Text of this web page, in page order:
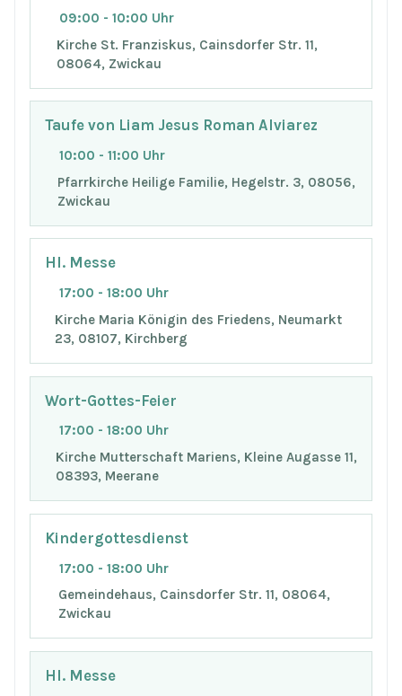
09:00 - 10:00 Uhr
Kirche St. Franziskus, Cainsdorfer Str. 11,
08064, Zwickau
Taufe von Liam Jesus Roman Alviarez
10:00 - 11:00 Uhr
Pfarrkirche Heilige Familie, Hegelstr. 3, 08056,
Zwickau
Hl. Messe
17:00 - 18:00 Uhr
Kirche Maria Königin des Friedens, Neumarkt
23, 08107, Kirchberg
Wort-Gottes-Feier
17:00 - 18:00 Uhr
Kirche Mutterschaft Mariens, Kleine Augasse 11,
08393, Meerane
Kindergottesdienst
17:00 - 18:00 Uhr
Gemeindehaus, Cainsdorfer Str. 11, 08064,
Zwickau
Hl. Messe